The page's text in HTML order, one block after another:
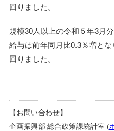
回りました。
規模30人以上の令和５年3月
給与は前年同月比0.3％増と
回りました。
【お問い合わせ】
企画振興部 総合政策課統計室 (